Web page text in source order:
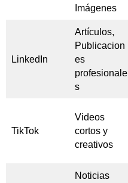
Imágenes
LinkedIn
Artículos,
Publicacion
es
profesionale
s
TikTok
Videos
cortos y
creativos
Noticias